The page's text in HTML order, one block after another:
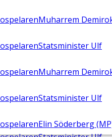
Muharrem
Statsminister Ulf
Muharrem
Statsminister Ulf
Elin Söderberg